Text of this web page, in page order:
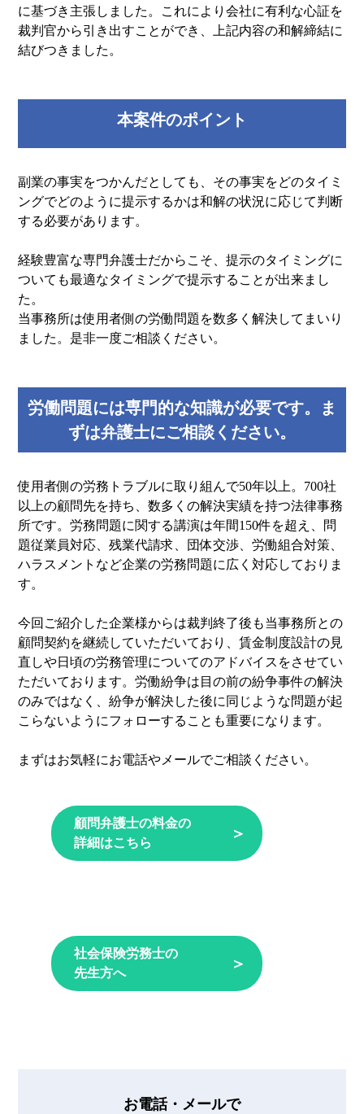
に基づき主張しました。これにより会社に有利な心証を
裁判官から引き出すことができ、上記内容の和解締結に
結びつきました。
本案件のポイント
副業の事実をつかんだとしても、その事実をどのタイミ
ングでどのように提示するかは和解の状況に応じて判断
する必要があります。
経験豊富な専門弁護士だからこそ、提示のタイミングに
ついても最適なタイミングで提示することが出来まし
た。
当事務所は使用者側の労働問題を数多く解決してまいり
ました。是非一度ご相談ください。
労働問題には専門的な知識が必要です。ま
ずは弁護士にご相談ください。
使用者側の労務トラブルに取り組んで50年以上。700社
以上の顧問先を持ち、数多くの解決実績を持つ法律事務
所です。労務問題に関する講演は年間150件を超え、問
題従業員対応、残業代請求、団体交渉、労働組合対策、
ハラスメントなど企業の労務問題に広く対応しておりま
す。
今回ご紹介した企業様からは裁判終了後も当事務所との
顧問契約を継続していただいており、賃金制度設計の見
直しや日頃の労務管理についてのアドバイスをさせてい
ただいております。労働紛争は目の前の紛争事件の解決
のみではなく、紛争が解決した後に同じような問題が起
こらないようにフォローすることも重要になります。
まずはお気軽にお電話やメールでご相談ください。
顧問弁護士の料金の
詳細はこちら
＞
社会保険労務士の
先生方へ
＞
お電話・メールで